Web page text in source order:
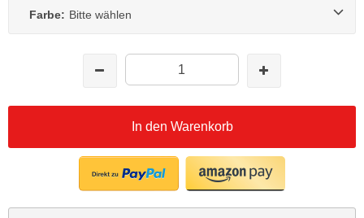
Farbe: Bitte wählen
In den Warenkorb